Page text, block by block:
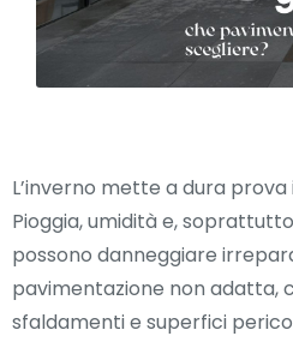
L’inverno mette a dura
Pioggia, umidità e,
possono danneggiare
pavimentazione non adatta,
sfaldamenti e superfici